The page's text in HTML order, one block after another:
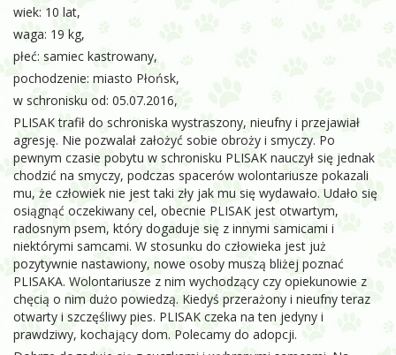
wiek: 10 lat,
waga: 19 kg,
płeć: samiec kastrowany,
pochodzenie: miasto Płońsk,
w schronisku od: 05.07.2016,
PLISAK trafił do schroniska wystraszony, nieufny i przejawiał
agresję. Nie pozwalał założyć sobie obroży i smyczy. Po
pewnym czasie pobytu w schronisku PLISAK nauczył się jednak
chodzić na smyczy, podczas spacerów wolontariusze pokazali
mu, że człowiek nie jest taki zły jak mu się wydawało. Udało się
osiągnąć oczekiwany cel, obecnie PLISAK jest otwartym,
radosnym psem, który dogaduje się z innymi samicami i
niektórymi samcami. W stosunku do człowieka jest już
pozytywnie nastawiony, nowe osoby muszą bliżej poznać
PLISAKA. Wolontariusze z nim wychodzący czy opiekunowie z
chęcią o nim dużo powiedzą. Kiedyś przerażony i nieufny teraz
otwarty i szczęśliwy pies. PLISAK czeka na ten jedyny i
prawdziwy, kochający dom. Polecamy do adopcji.